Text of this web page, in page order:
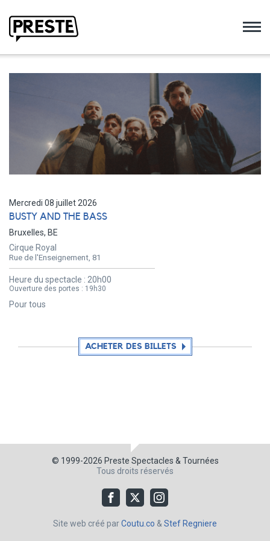
Mercredi 08 juillet 2026
BUSTY AND THE BASS
Bruxelles, BE
Cirque Royal
Rue de l'Enseignement, 81
Heure du spectacle : 20h00
Ouverture des portes : 19h30
Pour tous
ACHETER DES BILLETS
© 1999-2026 Preste Spectacles & Tournées
Tous droits réservés
Site web créé parCoutu.co & Stef Regniere